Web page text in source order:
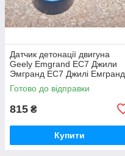
Датчик детонації двигуна
Geely Emgrand EC7 Джили
Эмгранд ЕС7 Джилі Емгранд
ЄС7
Готово до відправки
815 ₴
Купити